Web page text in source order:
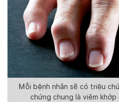
Mỗi bệnh nhân sẽ có triệu
chứng chung là viêm